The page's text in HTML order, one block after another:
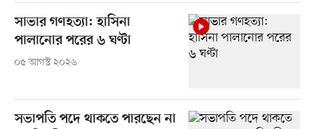
সাভার গণহত্যা: হাসিনা
পালানোর পরের ৬ ঘণ্টা
০৫ আগস্ট ২০২৬
সভাপতি পদে থাকতে পারছেন না